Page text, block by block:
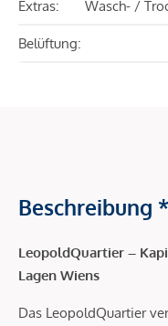
Extras: Wasch- /
Belüftung:
Beschreibung *
LeopoldQuartier –
Lagen Wiens
Das LeopoldQuartier